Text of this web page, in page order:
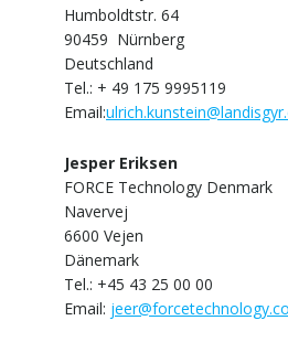
Humboldtstr. 64
90459 Nürnberg
Deutschland
Tel.: + 49 175 9995119
Email:
Jesper Eriksen
FORCE Technology Denmark
Navervej
6600 Vejen
Dänemark
Tel.: +45 43 25 00 00
Email: